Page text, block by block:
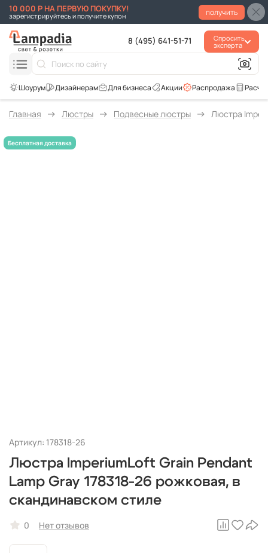
10 000 Р НА ПЕРВУЮ ПОКУПКУ!
зарегистрируйтесь и получите купон получить
8 (495) 641-51-71
Спросить
эксперта
Распродажа
Акции
Для бизнеса
Главная Люстры Подвесные люстры Люстра
Артикул: 178318-26
Люстра ImperiumLoft Grain Pendant
Lamp Gray 178318-26 рожковая, в
скандинавском стиле
0 Нет отзывов